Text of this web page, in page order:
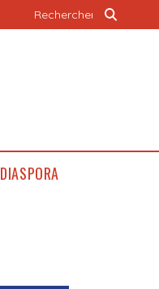
DIASPORA